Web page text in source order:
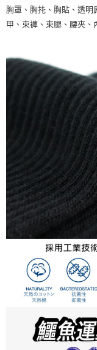
胸罩、胸扥、胸貼、透明
甲、束褲、束腿、腰夾、